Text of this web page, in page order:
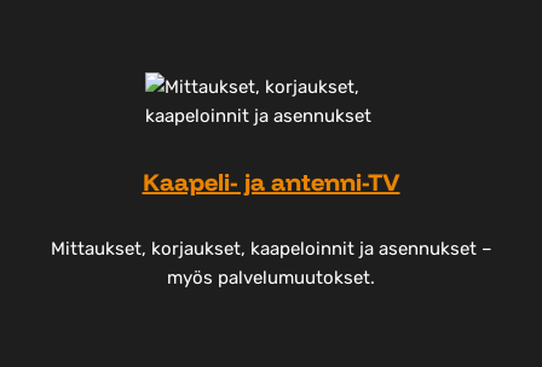
Kaapeli- ja antenni-TV
Mittaukset, korjaukset, kaapeloinnit ja asennukset –
myös palvelumuutokset.